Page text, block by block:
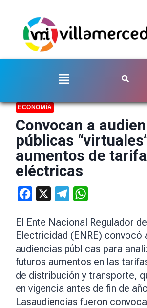
ECONOMÍA
Convocan a
públicas
aumentos de
eléctricas
Facebook Telegram
El Ente Nacional Regulador
Electricidad (ENRE) convocó
audiencias públicas para
futuros aumentos en las
de distribución y transporte,
en vigencia antes de fin de
Lasaudiencias fueron